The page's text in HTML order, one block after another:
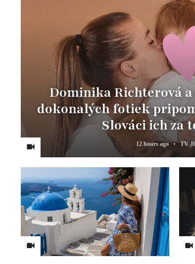
Dominika Richterová a
dokonalých fotiek
Slováci ich za
12 hours ago TV